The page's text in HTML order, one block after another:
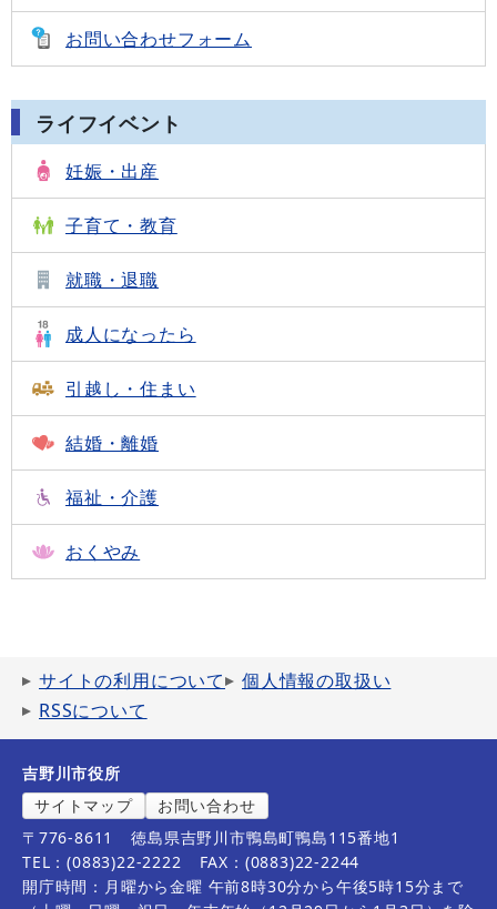
お問い合わせフォーム
ライフイベント
妊娠・出産
子育て・教育
就職・退職
成人になったら
引越し・住まい
結婚・離婚
福祉・介護
おくやみ
サイトの利用について
個人情報の取扱い
RSSについて
吉野川市役所
サイトマップ
お問い合わせ
〒776-8611
徳島県吉野川市鴨島町鴨島115番地1
TEL：(0883)22-2222
FAX：(0883)22-2244
開庁時間：月曜から金曜 午前8時30分から午後5時15分まで